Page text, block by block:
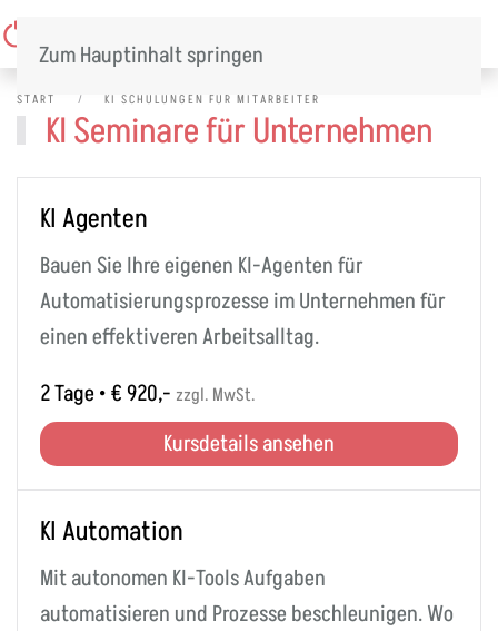
Zum Hauptinhalt springen
START KI SCHULUNGEN FÜR MITARBEITER
KI Seminare für Unternehmen
KI Agenten
Bauen Sie Ihre eigenen KI-Agenten für
Automatisierungsprozesse im Unternehmen für
einen effektiveren Arbeitsalltag.
2 Tage • € 920,- zzgl. MwSt.
Kursdetails ansehen
KI Automation
Mit autonomen KI-Tools Aufgaben
automatisieren und Prozesse beschleunigen. Wo